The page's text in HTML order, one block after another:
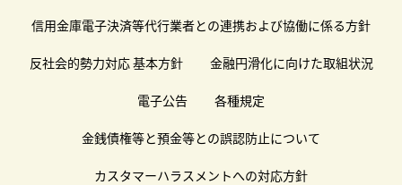
信用金庫電子決済等代行業者との連携および協働に係る方針
反社会的勢力対応 基本方針 金融円滑化に向けた取組状況
電子公告 各種規定
金銭債権等と預金等との誤認防止について
カスタマーハラスメントへの対応方針